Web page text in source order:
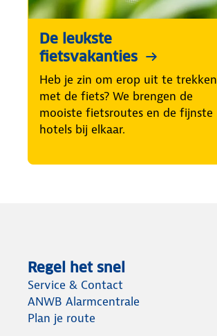
De leukste
fietsvakanties
Heb je zin om erop uit te trekken
met de fiets? We brengen de
mooiste fietsroutes en de fijnste
hotels bij elkaar.
Regel het snel
Service & Contact
ANWB Alarmcentrale
Plan je route